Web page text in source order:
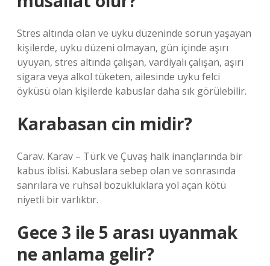
Stres altında olan ve uyku düzeninde sorun yaşayan
kişilerde, uyku düzeni olmayan, gün içinde aşırı
uyuyan, stres altında çalışan, vardiyalı çalışan, aşırı
sigara veya alkol tüketen, ailesinde uyku felci
öyküsü olan kişilerde kabuslar daha sık görülebilir.
Karabasan cin midir?
Carav. Karav – Türk ve Çuvaş halk inançlarında bir
kabus iblisi. Kabuslara sebep olan ve sonrasında
sanrılara ve ruhsal bozukluklara yol açan kötü
niyetli bir varlıktır.
Gece 3 ile 5 arası uyanmak
ne anlama gelir?